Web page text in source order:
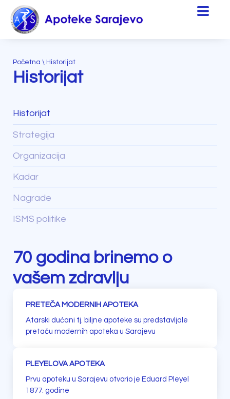
Početna \ Historijat
Historijat
Historijat
Strategija
Organizacija
Kadar
Nagrade
ISMS politike
70 godina brinemo o
vašem zdravlju
PRETEČA MODERNIH APOTEKA​
Atarski dućani tj. biljne apoteke su predstavljale
pretaču modernih apoteka u Sarajevu
PLEYELOVA APOTEKA
Prvu apoteku u Sarajevu otvorio je Eduard Pleyel
1877. godine